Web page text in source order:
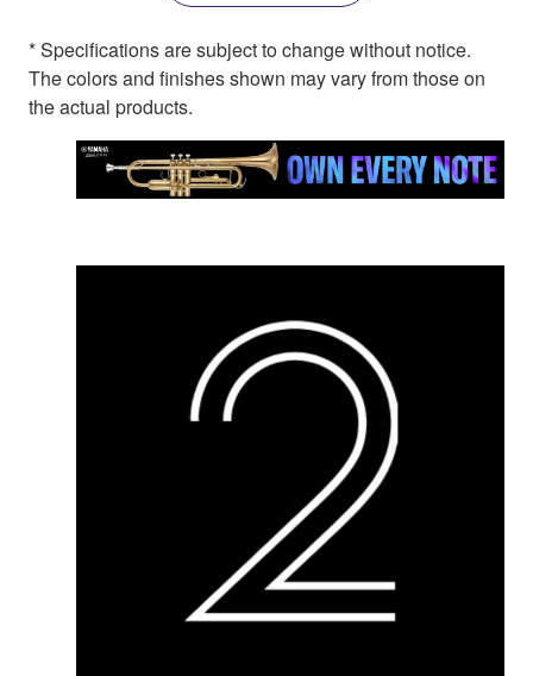
* Specifications are subject to change without notice.
The colors and finishes shown may vary from those on
the actual products.